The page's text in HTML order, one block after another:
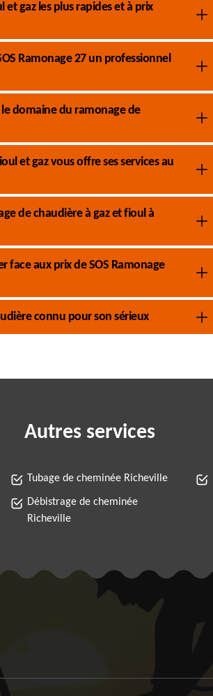
et gaz les plus rapides et à prix
Ramonage 27 un professionnel
le domaine du ramonage de
et gaz vous offre ses services au
de chaudière à gaz et fioul à
face aux prix de SOS Ramonage
connu pour son sérieux
Autres services
Tubage de cheminée Richeville
Débistrage de cheminée
Richeville